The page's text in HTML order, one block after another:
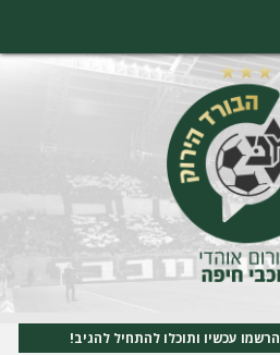
הרשמו עכשיו ותוכלו להתחיל להגיב!